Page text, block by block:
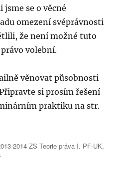
se o věcné
omezení svéprávnosti
že není možné tuto
volební.
věnovat působnosti
si prosím řešení
praktiku na str.
2014 ZS Teorie práva I. PF-UK,
pro